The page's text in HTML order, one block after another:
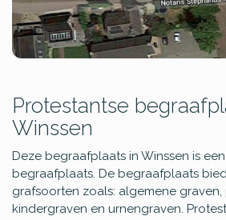
Protestantse
Winssen
Deze begraafplaats in Winssen is
begraafplaats. De begraafplaats
grafsoorten zoals: algemene
kindergraven en urnengraven.